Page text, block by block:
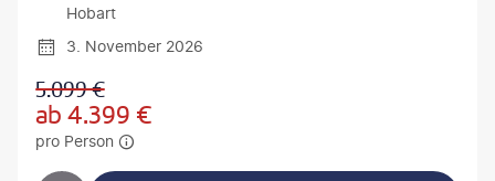
Hobart
3. November 2026
5.099€
ab4.399 €
pro Person